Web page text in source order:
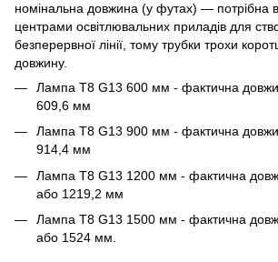
номінальна довжина (у футах) — потрібна
центрами освітлювальних приладів для
безперервної лінії, тому трубки трохи
довжину.
Лампа Т8 G13 600 мм - фактична
609,6 мм
Лампа Т8 G13 900 мм - фактична
914,4 мм
Лампа Т8 G13 1200 мм - фактична
або 1219,2 мм
Лампа Т8 G13 1500 мм - фактична
або 1524 мм.